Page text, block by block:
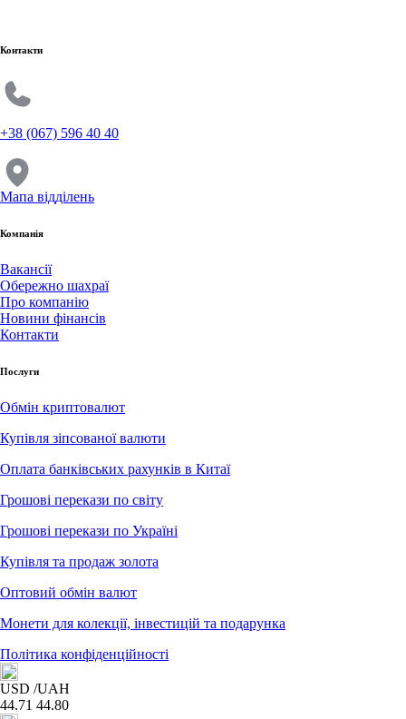
Контакти
+38 (067) 596 40 40
Мапа відділень
Компанія
Вакансії
Обережно шахраї
Про компанію
Новини фінансів
Контакти
Послуги
Обмін криптовалют
Купівля зіпсованої валюти
Оплата банківських рахунків в Китаї
Грошові перекази по світу
Грошові перекази по Україні
Купівля та продаж золота
Оптовий обмін валют
Монети для колекції, інвестицій та подарунка
Політика конфіденційності
USD /UAH
44.71 44.80